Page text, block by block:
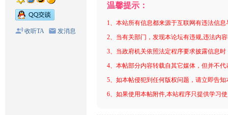
收听TA 发消息
温馨提示：
1、本站所有信息都来源于互联网有违法信
2、当有关部门，发现本论坛有违规,违法内
3、当政府机关依照法定程序要求披露信息
4、本帖部分内容转载自其它媒体，但并不
5、如本帖侵犯到任何版权问题，请立即告
6、如果使用本帖附件,本站程序只提供学习